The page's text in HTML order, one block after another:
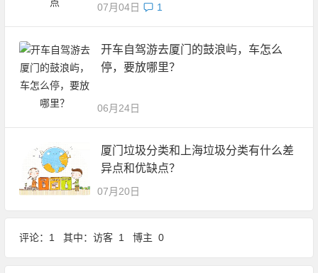
07月04日 1
开车自驾游去厦门的鼓浪屿，车怎么
停，要放哪里？
06月24日
厦门垃圾分类和上海垃圾分类有什么差
异点和优缺点？
07月20日
评论：1 其中：访客 1 博主 0